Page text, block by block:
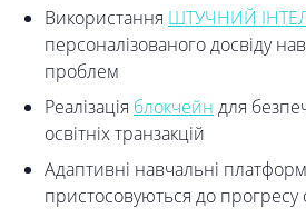
Використання ШТУЧНИЙ
персоналізованого досвіду
проблем
Реалізація блокчейн для
освітніх транзакцій
Адаптивні навчальні
пристосовуються до прогресу